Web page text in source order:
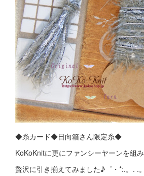
◆糸カード◆日向箱さん限定糸◆
KoKoKnitに更にファンシーヤーンを組
贅沢に引き揃えてみました♪゜・*:.。. .